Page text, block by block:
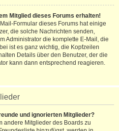
Mitglied dieses Forums erhalten!
Formular dieses Forums hat einige
die solche Nachrichten senden,
Administrator die komplette E-Mail, die
ist es ganz wichtig, die Kopfzeilen
Details über den Benutzer, der die
kann dann entsprechend reagieren.
und ignorierten Mitglieder?
andere Mitglieder des Boards zu